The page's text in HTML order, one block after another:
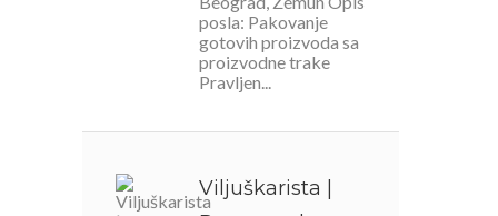
posla: Pakovanje
gotovih proizvoda sa
proizvodne trake
Pravljen...
Viljuškarista |